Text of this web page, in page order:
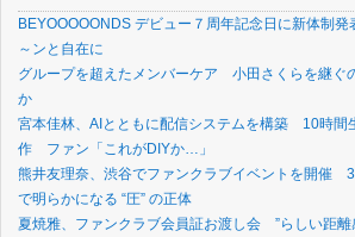
BEYOOOOONDS デビュー７周年記念日に新体制
～ンと自在に
グループを超えたメンバーケア 小田さくらを継ぐ
か
宮本佳林、AIとともに配信システムを構築 10時間
作 ファン「これがDIYか…」
熊井友理奈、渋谷でファンクラブイベントを開催
で明らかになる “圧” の正体
夏焼雅、ファンクラブ会員証お渡し会 ”らしい距離